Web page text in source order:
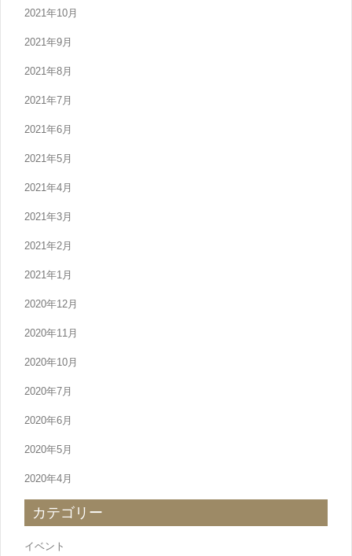
2021年10月
2021年9月
2021年8月
2021年7月
2021年6月
2021年5月
2021年4月
2021年3月
2021年2月
2021年1月
2020年12月
2020年11月
2020年10月
2020年7月
2020年6月
2020年5月
2020年4月
カテゴリー
イベント